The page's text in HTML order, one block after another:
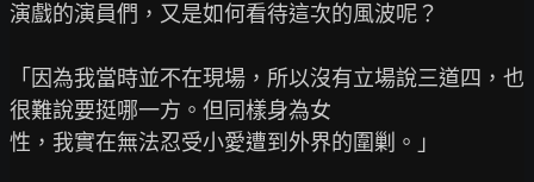
演戲的演員們，又是如何看待這次的風波呢？
「因為我當時並不在現場，所以沒有立場說三道四，也
很難說要挺哪一方。但同樣身為女
性，我實在無法忍受小愛遭到外界的圍剿。」